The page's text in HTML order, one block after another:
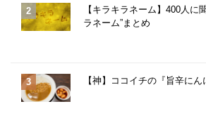
【キラキラネーム】400人に
ラネーム”まとめ
【神】ココイチの『旨辛にん